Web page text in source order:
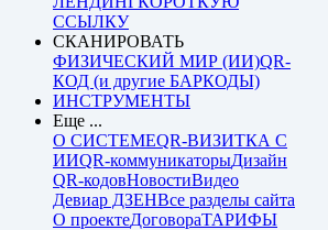
ССЫЛКУ
СКАНИРОВАТЬ
ФИЗИЧЕСКИЙ МИР (ИИ)QR-
КОД (и другие БАРКОДЫ)
ИНСТРУМЕНТЫ
Еще ...
О СИСТЕМЕQR-ВИЗИТКА С
ИИQR-коммуникаторыДизайн
QR-кодовНовостиВидео
Девиар ДЗЕНВсе разделы сайта
О проектеДоговораТАРИФЫ